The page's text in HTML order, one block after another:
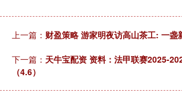
上一篇： 财盈策略 游家明夜访高山茶工: 一盏
下一篇： 天牛宝配资 资料：法甲联赛2025-
（4.6）